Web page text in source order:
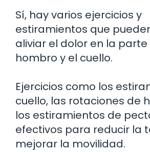
Sí, hay varios ejercicios y
estiramientos que
aliviar el dolor en la
hombro y el cuello.
Ejercicios como los
cuello, las rotaciones de
los estiramientos de
efectivos para reducir la
mejorar la movilidad.